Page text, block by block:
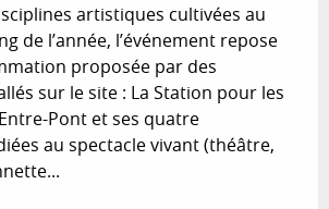
artistiques cultivées au
de l’année, l’événement repose
proposée par des
sur le site : La Station pour les
Pont et ses quatre
au spectacle vivant (théâtre,